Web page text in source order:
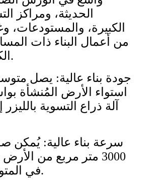
الحديثة، ومراكز
الكبيرة، والمستودعات،
من أعمال البناء ذات
الكبيرة.
​​استواء الأرض المُنشأة
3000 متر مربع من الأرض
في المتوسط.